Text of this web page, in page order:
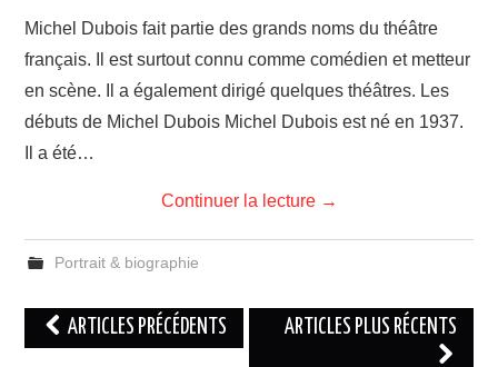
Michel Dubois fait partie des grands noms du théâtre
français. Il est surtout connu comme comédien et metteur
en scène. Il a également dirigé quelques théâtres. Les
débuts de Michel Dubois Michel Dubois est né en 1937.
Il a été…
Continuer la lecture →
Portrait & biographie
Navigation
des
ARTICLES PRÉCÉDENTS ARTICLES PLUS RÉCENTS